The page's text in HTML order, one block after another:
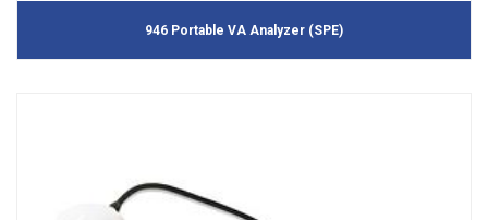
946 Portable VA Analyzer (SPE)